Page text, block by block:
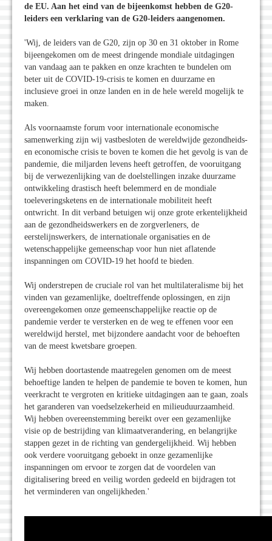
de EU. Aan het eind van de bijeenkomst hebben de G20-
leiders een verklaring van de G20-leiders aangenomen.
'Wij, de leiders van de G20, zijn op 30 en 31 oktober in Rome
bijeengekomen om de meest dringende mondiale uitdagingen
van vandaag aan te pakken en onze krachten te bundelen om
beter uit de COVID-19-crisis te komen en duurzame en
inclusieve groei in onze landen en in de hele wereld mogelijk te
maken.
Als voornaamste forum voor internationale economische
samenwerking zijn wij vastbesloten de wereldwijde gezondheids-
en economische crisis te boven te komen die het gevolg is van de
pandemie, die miljarden levens heeft getroffen, de vooruitgang
bij de verwezenlijking van de doelstellingen inzake duurzame
ontwikkeling drastisch heeft belemmerd en de mondiale
toeleveringsketens en de internationale mobiliteit heeft
ontwricht. In dit verband betuigen wij onze grote erkentelijkheid
aan de gezondheidswerkers en de zorgverleners, de
eerstelijnswerkers, de internationale organisaties en de
wetenschappelijke gemeenschap voor hun niet aflatende
inspanningen om COVID-19 het hoofd te bieden.
Wij onderstrepen de cruciale rol van het multilateralisme bij het
vinden van gezamenlijke, doeltreffende oplossingen, en zijn
overeengekomen onze gemeenschappelijke reactie op de
pandemie verder te versterken en de weg te effenen voor een
wereldwijd herstel, met bijzondere aandacht voor de behoeften
van de meest kwetsbare groepen.
Wij hebben doortastende maatregelen genomen om de meest
behoeftige landen te helpen de pandemie te boven te komen, hun
veerkracht te vergroten en kritieke uitdagingen aan te gaan, zoals
het garanderen van voedselzekerheid en milieuduurzaamheid.
Wij hebben overeenstemming bereikt over een gezamenlijke
visie op de bestrijding van klimaatverandering, en belangrijke
stappen gezet in de richting van gendergelijkheid. Wij hebben
ook verdere vooruitgang geboekt in onze gezamenlijke
inspanningen om ervoor te zorgen dat de voordelen van
digitalisering breed en veilig worden gedeeld en bijdragen tot
het verminderen van ongelijkheden.'